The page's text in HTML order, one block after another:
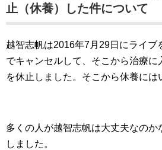
止（休養）した件について
越智志帆は2016年7月29日にライブ
でキャンセルして、そこから治療に
を休止しました。そこから休養には
多くの人が越智志帆は大丈夫なのか
しました。